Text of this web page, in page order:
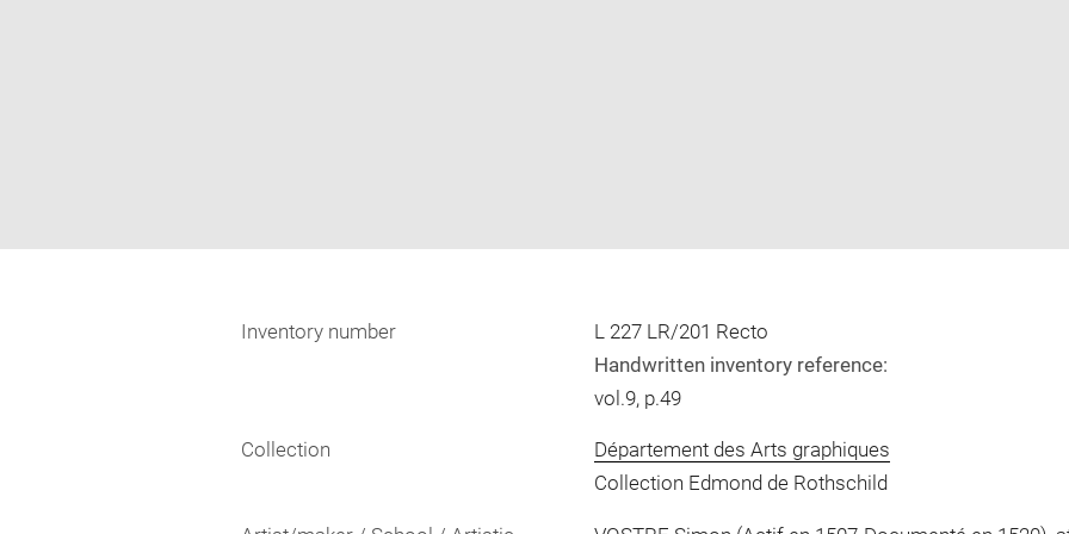
in
Inventory number
L 227 LR/201 Recto
Handwritten inventory reference:
vol.9, p.49
Collection
Département des Arts graphiques
Collection Edmond de Rothschild